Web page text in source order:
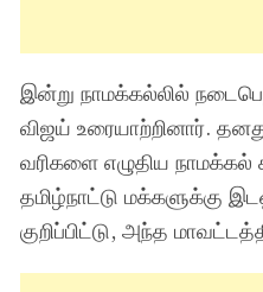
இன்று நாமக்கல்லில்
விஜய் உரையாற்றினார்.
வரிகளை எழுதிய
தமிழ்நாட்டு மக்களுக்கு
குறிப்பிட்டு, அந்த